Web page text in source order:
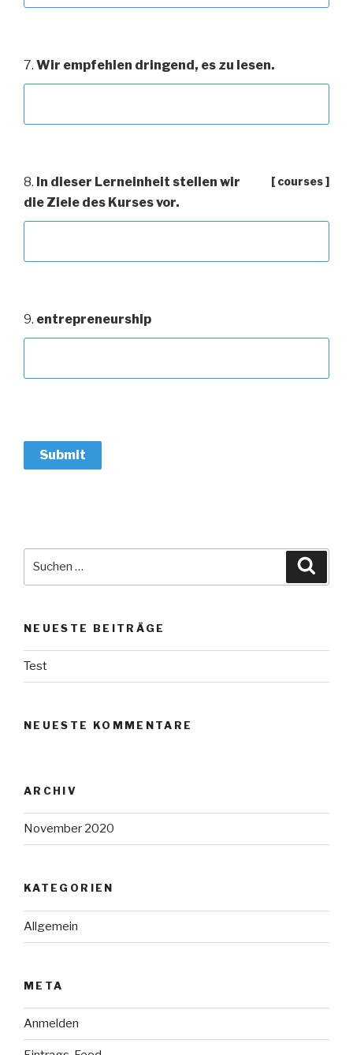
7. Wir empfehlen dringend, es zu lesen.
8. [ courses ]
In dieser Lerneinheit stellen wir
die Ziele des Kurses vor.
9. entrepreneurship
NEUESTE BEITRÄGE
Test
NEUESTE KOMMENTARE
ARCHIV
November 2020
KATEGORIEN
Allgemein
META
Anmelden